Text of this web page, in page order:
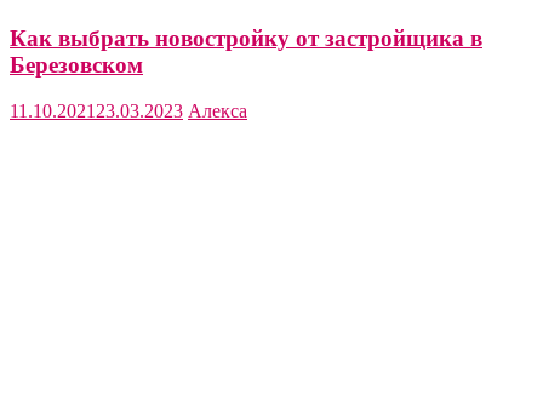
Как выбрать новостройку от застройщика в
Березовском
11.10.2021 23.03.2023 Алекса